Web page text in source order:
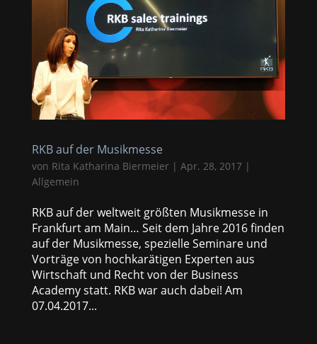
RKB auf der Musikmesse
von Rita Katharina Biermeier| Apr. 28, 2017|
Allgemein
RKB auf der weltweit größten Musikmesse in
Frankfurt am Main… Seit dem Jahre 2016 finden
auf der Musikmesse, spezielle Seminare und
Vorträge von hochkarätigen Experten aus
Wirtschaft und Recht von der Business
Academy statt. RKB war auch dabei! Am
07.04.2017...